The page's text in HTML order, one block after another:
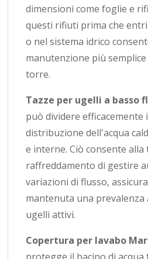
dimensioni come foglie e
questi rifiuti prima che
o nel sistema idrico
manutenzione più
torre.
Tazze per ugelli a basso
può dividere efficacemente
distribuzione dell'acqua
e interne. Ciò consente alla
raffreddamento di gestire
variazioni di flusso,
mantenuta una prevalenza
ugelli attivi.
Copertura per lavabo